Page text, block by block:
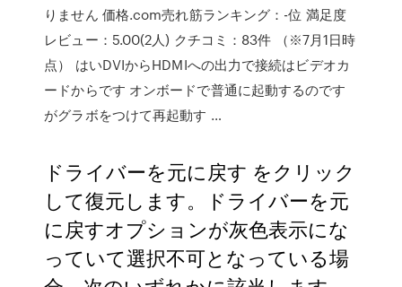
りません 価格.com売れ筋ランキング：-位 満足度
レビュー：5.00(2人) クチコミ：83件 （※7月1日時
点） はいDVIからHDMIへの出力で接続はビデオカ
ードからです オンボードで普通に起動するのです
がグラボをつけて再起動す …
ドライバーを元に戻す をクリック
して復元します。ドライバーを元
に戻すオプションが灰色表示にな
っていて選択不可となっている場